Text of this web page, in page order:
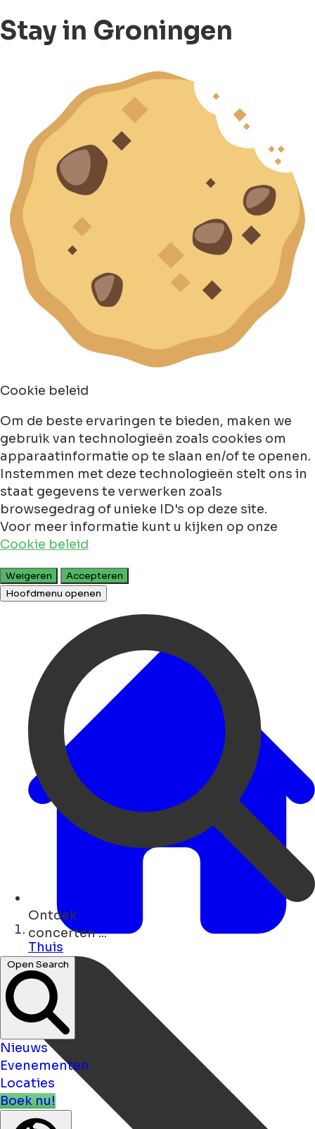
Stay in Groningen
Cookie beleid
Om de beste ervaringen te bieden, maken we
gebruik van technologieën zoals cookies om
apparaatinformatie op te slaan en/of te openen.
Instemmen met deze technologieën stelt ons in
staat gegevens te verwerken zoals
browsegedrag of unieke ID's op deze site.
Voor meer informatie kunt u kijken op onze
Cookie beleid
Weigeren
Accepteren
Hoofdmenu openen
Ontdek
restaurants ...
Open Search
Nieuws
Evenementen
Locaties
Boek nu!
Thuis